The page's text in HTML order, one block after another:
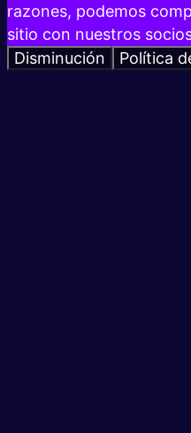
razones, podemos
sitio con nuestros
Disminución
Política